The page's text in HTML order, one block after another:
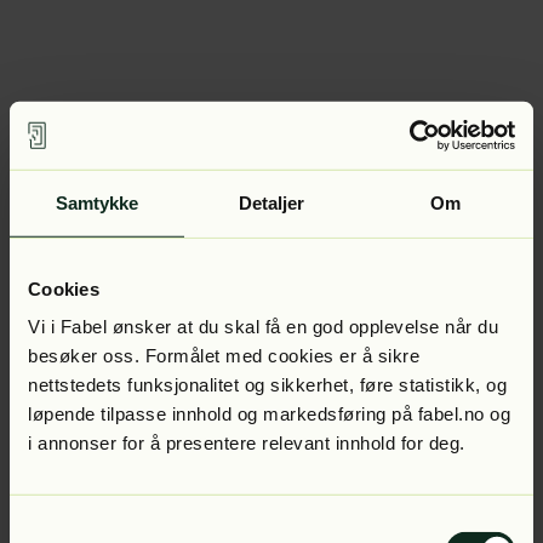
Samtykke Detaljer Om
Cookies
Vi i Fabel ønsker at du skal få en god opplevelse når du
besøker oss. Formålet med cookies er å sikre
nettstedets funksjonalitet og sikkerhet, føre statistikk, og
løpende tilpasse innhold og markedsføring på fabel.no og
i annonser for å presentere relevant innhold for deg.